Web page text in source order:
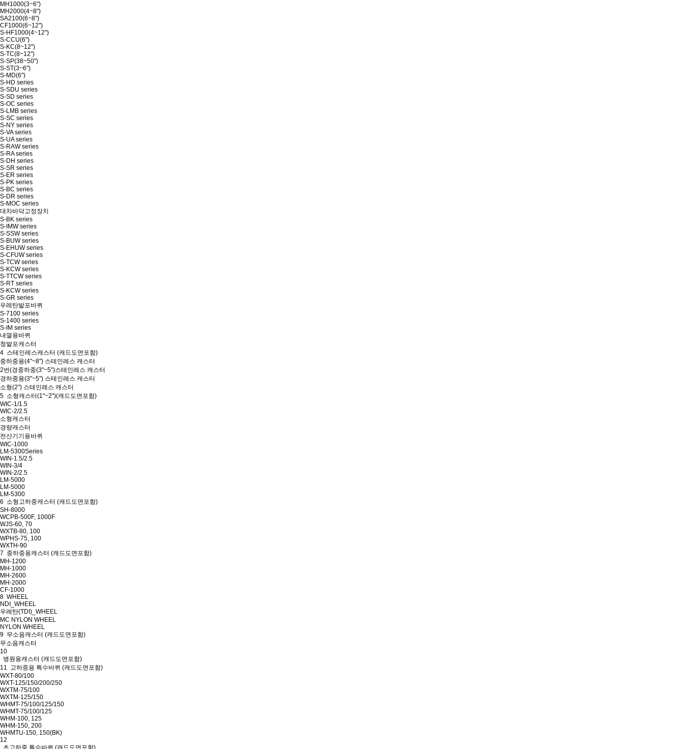
MH1000(3~6")
MH2000(4~8")
SA2100(6~8")
CF1000(6~12")
S-HF1000(4~12")
S-CCU(6")
S-KC(8~12")
S-TC(8~12")
S-SP(38~50")
S-ST(3~6")
S-MD(6")
S-HD series
S-SDU series
S-SD series
S-OC series
S-LMB series
S-SC series
S-NY series
S-VA series
S-UA series
S-RAW series
S-RA series
S-DH series
S-SR series
S-ER series
S-PK series
S-BC series
S-DR series
S-MOC series
대차바닥고정장치
S-BK series
S-IMW series
S-SSW series
S-BUW series
S-EHUW series
S-CFUW series
S-TCW series
S-KCW series
S-TTCW series
S-RT series
S-KCW series
S-GR series
우레탄발포바퀴
S-7100 series
S-1400 series
S-IM series
내열용바퀴
청발포캐스터
4 스테인레스캐스터 (캐드도면포함)
중하중용(4"~8") 스테인레스 캐스터
2번(경중하중(3"~5")스테인레스 캐스터
경하중용(3"~5") 스테인레스 캐스터
소형(2") 스테인레스 캐스터
5 소형캐스터(1"~2")(캐드도면포함)
WIC-1/1.5
WIC-2/2.5
소형캐스터
경량캐스터
전산기기용바퀴
WIC-1000
LM-5300Series
WIN-1.5/2.5
WIN-3/4
WIN-2/2.5
LM-5000
LM-5000
LM-5300
6 소형고하중캐스터 (캐드도면포함)
SH-8000
WCPB-500F, 1000F
WJS-60, 70
WXTB-80, 100
WPHS-75, 100
WXTH-90
7 중하중용캐스터 (캐드도면포함)
MH-1200
MH-1000
MH-2600
MH-2000
CF-1000
8 WHEEL
NDI_WHEEL
우레탄(TDI)_WHEEL
MC NYLON WHEEL
NYLON WHEEL
9 무소음캐스터 (캐드도면포함)
무소음캐스터
10
병원용캐스터 (캐드도면포함)
11 고하중용 특수바퀴 (캐드도면포함)
WXT-80/100
WXT-125/150/200/250
WXTM-75/100
WXTM-125/150
WHMT-75/100/125/150
WHMT-75/100/125
WHM-100, 125
WHM-150, 200
WHMTU-150, 150(BK)
12
초고하중 특수바퀴 (캐드도면포함)